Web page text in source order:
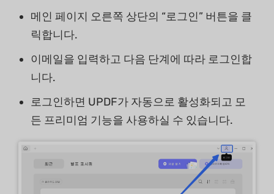
메인 페이지 오른쪽 상단의 “로그인” 버튼을 클
릭합니다.
이메일을 입력하고 다음 단계에 따라 로그인합
니다.
로그인하면 UPDF가 자동으로 활성화되고 모
든 프리미엄 기능을 사용하실 수 있습니다.